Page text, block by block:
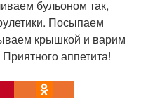
бульоном так,
Посыпаем
крышкой и варим
аппетита!